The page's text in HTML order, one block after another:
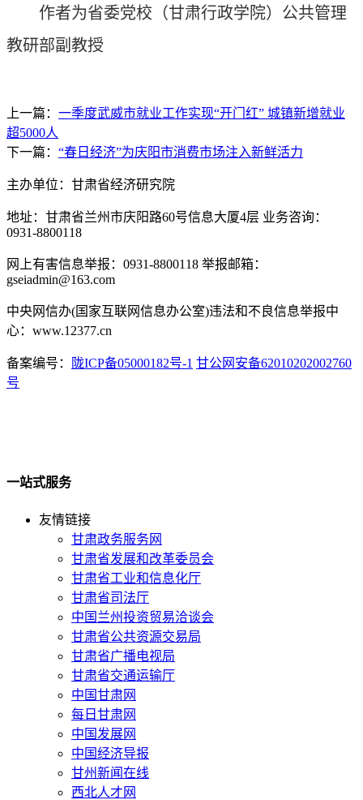
作者为省委党校（甘肃行政学院）公共管理
教研部副教授
上一篇： 一季度武威市就业工作实现“开门红” 城镇新增就业
超5000人
下一篇： “春日经济”为庆阳市消费市场注入新鲜活力
主办单位：甘肃省经济研究院
地址：甘肃省兰州市庆阳路60号信息大厦4层 业务咨询：
0931-8800118
网上有害信息举报：0931-8800118 举报邮箱：
gseiadmin@163.com
中央网信办(国家互联网信息办公室)违法和不良信息举报中
心：www.12377.cn
备案编号： 陇ICP备05000182号-1 甘公网安备62010202002760
号
一站式服务
友情链接
甘肃政务服务网
甘肃省发展和改革委员会
甘肃省工业和信息化厅
甘肃省司法厅
中国兰州投资贸易洽谈会
甘肃省公共资源交易局
甘肃省广播电视局
甘肃省交通运输厅
中国甘肃网
每日甘肃网
中国发展网
中国经济导报
甘州新闻在线
西北人才网